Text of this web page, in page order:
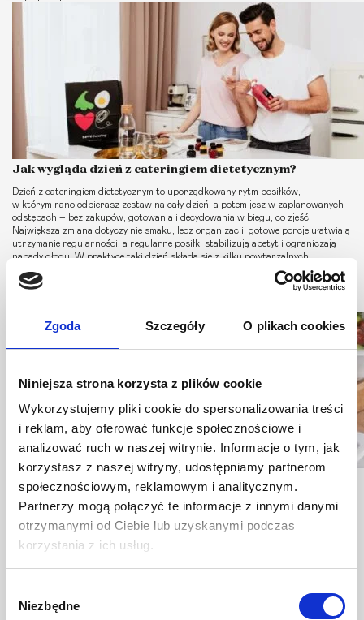
Zgoda Szczegóły O plikach cookies
Niniejsza strona korzysta z plików cookie
Wykorzystujemy pliki cookie do spersonalizowania treści
i reklam, aby oferować funkcje społecznościowe i
analizować ruch w naszej witrynie. Informacje o tym, jak
korzystasz z naszej witryny, udostępniamy partnerom
społecznościowym, reklamowym i analitycznym.
Partnerzy mogą połączyć te informacje z innymi danymi
otrzymanymi od Ciebie lub uzyskanymi podczas
korzystania z ich usług.
zgody
Niezbędne
Jak wygląda dzień z cateringiem dietetycznym?
Dzień z cateringiem dietetycznym to uporządkowany rytm posiłków,
w którym rano odbierasz zestaw na cały dzień, a potem jesz w zaplanowanych
odstępach – bez zakupów, gotowania i decydowania w biegu, co zjeść.
Największa zmiana dotyczy nie smaku, lecz organizacji: gotowe porcje ułatwiają
utrzymanie regularności, a regularne posiłki stabilizują apetyt i ograniczają
napady głodu. W praktyce taki dzień składa się z kilku powtarzalnych
elementów. Najpierw logistyka dostawy i szybkie ułożenie posiłków w lodówce,
potem jedzenie […]
Czytaj dalej
Catering dietetyczny – dlaczego warto go wybrać?
Catering dietetyczny warto wybrać wtedy, gdy zależy Ci na regularnym,
jakościowym jedzeniu bez codziennego planowania, zakupów i gotowania.
To rozwiązanie, które porządkuje dietę w praktyce. Dostajesz gotowe posiłki
o określonej kaloryczności i składzie, dzięki czemu łatwiej trzymać cel,
a jednocześnie ograniczyć przypadkowe wybory żywieniowe. Największą
Czytaj dalej